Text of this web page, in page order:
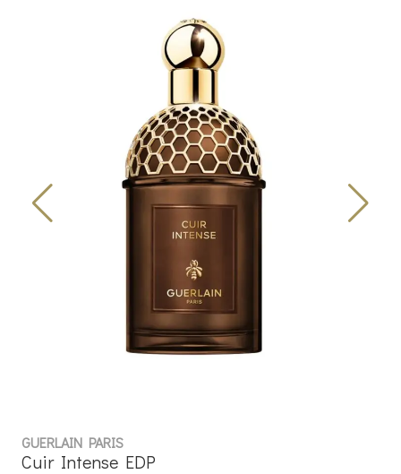
GUERLAIN PARIS
Cuir Intense EDP